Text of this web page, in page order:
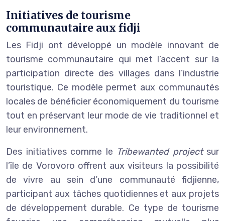
Initiatives de tourisme
communautaire aux fidji
Les Fidji ont développé un modèle innovant de
tourisme communautaire qui met l’accent sur la
participation directe des villages dans l’industrie
touristique. Ce modèle permet aux communautés
locales de bénéficier économiquement du tourisme
tout en préservant leur mode de vie traditionnel et
leur environnement.
Des initiatives comme le Tribewanted projectsur
l’île de Vorovoro offrent aux visiteurs la possibilité
de vivre au sein d’une communauté fidjienne,
participant aux tâches quotidiennes et aux projets
de développement durable. Ce type de tourisme